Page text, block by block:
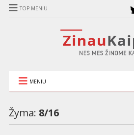
TOP MENIU
MENIU
Žyma: 8/16